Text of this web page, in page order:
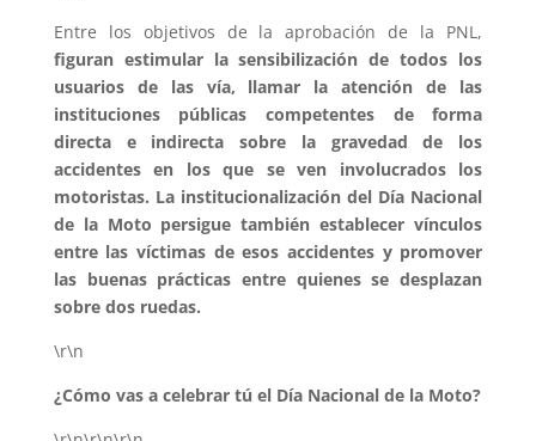
Entre los objetivos de la aprobación de la PNL,
figuran estimular la sensibilización de todos los
usuarios de las vía, llamar la atención de las
instituciones públicas competentes de forma
directa e indirecta sobre la gravedad de los
accidentes en los que se ven involucrados los
motoristas. La institucionalización del Día Nacional
de la Moto persigue también establecer vínculos
entre las víctimas de esos accidentes y promover
las buenas prácticas entre quienes se desplazan
sobre dos ruedas.
\r\n
¿Cómo vas a celebrar tú el Día Nacional de la Moto?